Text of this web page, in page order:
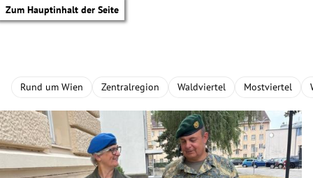
Zum Hauptinhalt der Seite
Rund um Wien Zentralregion Waldviertel Mostviertel